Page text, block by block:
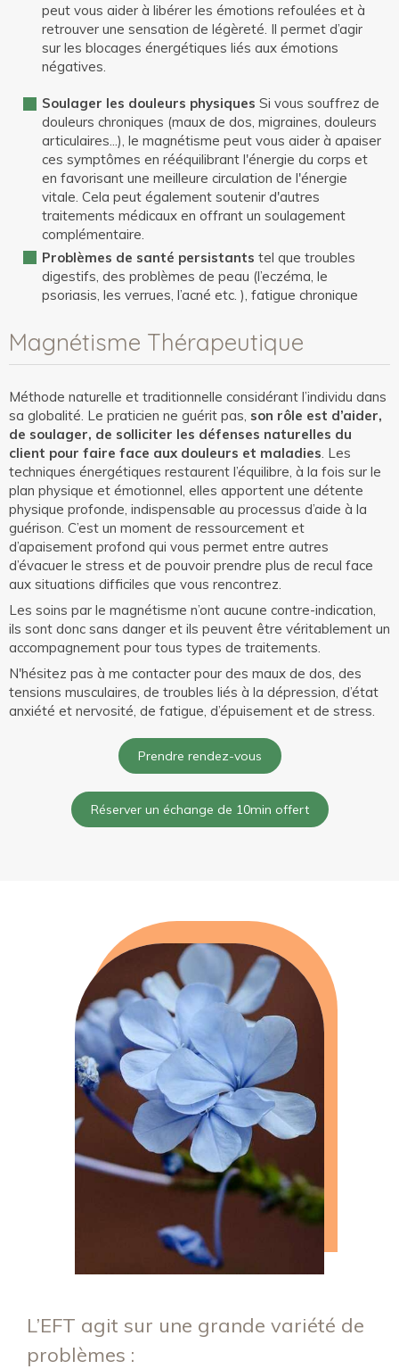
peut vous aider à libérer les émotions refoulées et à
retrouver une sensation de légèreté. Il permet d’agir
sur les blocages énergétiques liés aux émotions
négatives.
Soulager les douleurs physiques Si vous souffrez de
douleurs chroniques (maux de dos, migraines, douleurs
articulaires...), le magnétisme peut vous aider à apaiser
ces symptômes en rééquilibrant l'énergie du corps et
en favorisant une meilleure circulation de l'énergie
vitale. Cela peut également soutenir d'autres
traitements médicaux en offrant un soulagement
complémentaire.
Problèmes de santé persistants tel que troubles
digestifs, des problèmes de peau (l’eczéma, le
psoriasis, les verrues, l’acné etc. ), fatigue chronique
Magnétisme Thérapeutique
Méthode naturelle et traditionnelle considérant l’individu dans
sa globalité. Le praticien ne guérit pas, son rôle est d’aider,
de soulager, de solliciter les défenses naturelles du
client pour faire face aux douleurs et maladies . Les
techniques énergétiques restaurent l’équilibre, à la fois sur le
plan physique et émotionnel, elles apportent une détente
physique profonde, indispensable au processus d’aide à la
guérison. C’est un moment de ressourcement et
d’apaisement profond qui vous permet entre autres
d’évacuer le stress et de pouvoir prendre plus de recul face
aux situations difficiles que vous rencontrez.
Les soins par le magnétisme n’ont aucune contre-indication,
ils sont donc sans danger et ils peuvent être véritablement un
accompagnement pour tous types de traitements.
N'hésitez pas à me contacter pour des maux de dos, des
tensions musculaires, de troubles liés à la dépression, d’état
anxiété et nervosité, de fatigue, d’épuisement et de stress.
Prendre rendez-vous
Réserver un échange de 10min offert
L’EFT agit sur une grande variété de
problèmes :